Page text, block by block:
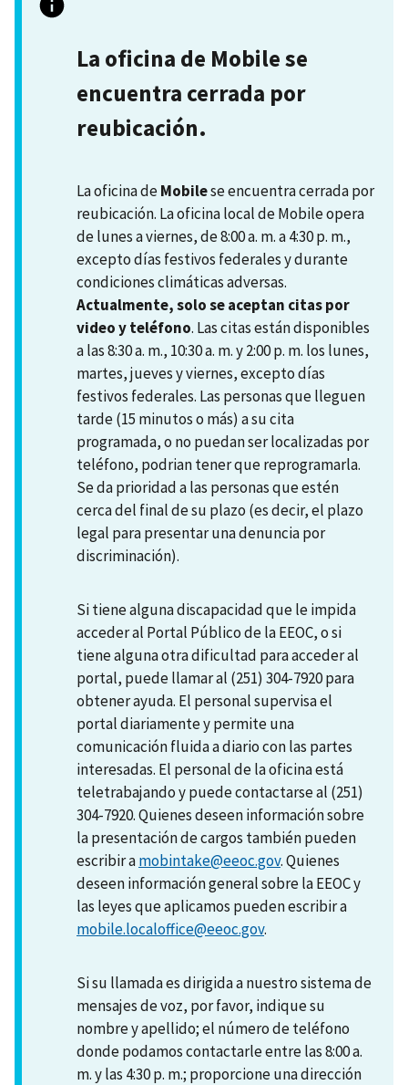
La oficina de Mobile se
encuentra cerrada por
reubicación.
La oficina deMobilese encuentra cerrada por
reubicación. La oficina local de Mobile opera
de lunes a viernes, de 8:00 a. m. a 4:30 p. m.,
excepto días festivos federales y durante
condiciones climáticas adversas.
Actualmente, solo se aceptan citas por
video y teléfono. Las citas están disponibles
a las 8:30 a. m., 10:30 a. m. y 2:00 p. m. los lunes,
martes, jueves y viernes, excepto días
festivos federales. Las personas que lleguen
tarde (15 minutos o más) a su cita
programada, o no puedan ser localizadas por
teléfono, podrian tener que reprogramarla.
Se da prioridad a las personas que estén
cerca del final de su plazo (es decir, el plazo
legal para presentar una denuncia por
discriminación).
Si tiene alguna discapacidad que le impida
acceder al Portal Público de la EEOC, o si
tiene alguna otra dificultad para acceder al
portal, puede llamar al (251) 304-7920 para
obtener ayuda. El personal supervisa el
portal diariamente y permite una
comunicación fluida a diario con las partes
interesadas. El personal de la oficina está
teletrabajando y puede contactarse al (251)
304-7920. Quienes deseen información sobre
la presentación de cargos también pueden
escribir amobintake@eeoc.gov. Quienes
deseen información general sobre la EEOC y
las leyes que aplicamos pueden escribir a
mobile.localoffice@eeoc.gov.
Si su llamada es dirigida a nuestro sistema de
mensajes de voz, por favor, indique su
nombre y apellido; el número de teléfono
donde podamos contactarle entre las 8:00 a.
m. y las 4:30 p. m.; proporcione una dirección